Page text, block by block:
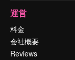
運営
料金
会社概要
Reviews